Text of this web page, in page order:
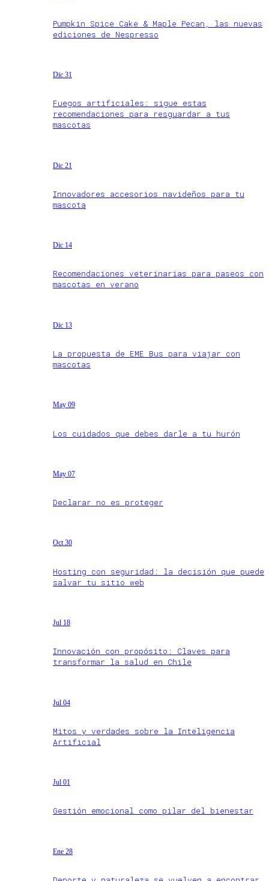
Pumpkin Spice Cake & Maple Pecan, las nuevas
ediciones de Nespresso
Dic 31
Fuegos artificiales: sigue estas
recomendaciones para resguardar a tus
mascotas
Dic 21
Innovadores accesorios navideños para tu
mascota
Dic 14
Recomendaciones veterinarias para paseos con
mascotas en verano
Dic 13
La propuesta de EME Bus para viajar con
mascotas
May 09
Los cuidados que debes darle a tu hurón
May 07
Declarar no es proteger
Oct 30
Hosting con seguridad: la decisión que puede
salvar tu sitio web
Jul 18
Innovación con propósito: Claves para
transformar la salud en Chile
Jul 04
Mitos y verdades sobre la Inteligencia
Artificial
Jul 01
Gestión emocional como pilar del bienestar
Ene 28